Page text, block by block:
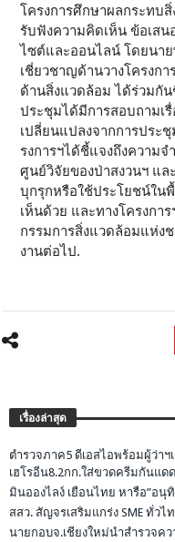
โครงการศึกษาผลกระทบ
รับฟังความคิดเห็น ข้อเส
ไซต์และออนไลน์ โดยนา
เชี่ยวชาญด้านวางโครงก
ด้านสิ่งแวดล้อม ได้ร่วมกัน
ประชุมได้มีการสอบถามเ
เปลี่ยนแปลงจากการประ
รงการฯได้ชี้แจงถึงความจ
ศูนย์วิจัยของป่าสงวนฯ แล
บุกรุกหรือใช้ประโยชน์ใน
เห็นด้วย และทางโครงกา
กรรมการสิ่งแวดล้อมแห่ง
งานต่อไป.
เรื่องล่าสุด
ตำรวจภาค5 ดีเอสไอพร้อมผู้ว่าฯ
เฮโรอีน8.2กก.ใส่ขวดครีมกันแด
มินอองไลง์ เยือนไทย หารือ”อ
สสว. สัญจรเสริมแกร่ง SME ทั่ว
นายกอบจ.เชียงใหม่นำสำรวจค